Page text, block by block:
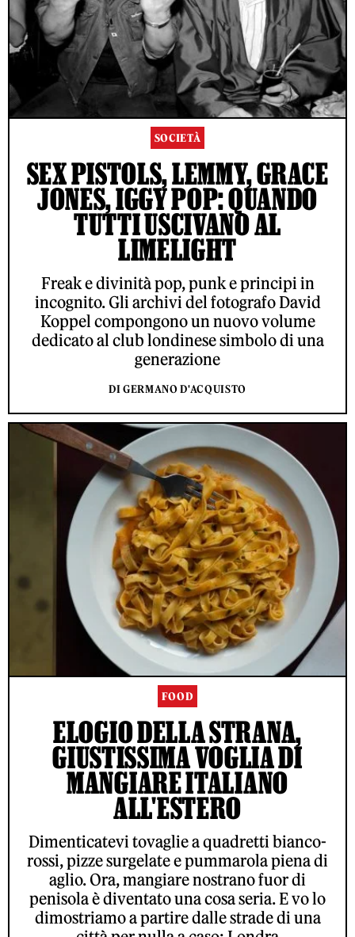
SOCIETÀ
SEX PISTOLS, LEMMY, GRACE
JONES, IGGY POP: QUANDO
TUTTI USCIVANO AL
LIMELIGHT
Freak e divinità pop, punk e principi in
incognito. Gli archivi del fotografo David
Koppel compongono un nuovo volume
dedicato al club londinese simbolo di una
generazione
DI GERMANO D'ACQUISTO
FOOD
ELOGIO DELLA STRANA,
GIUSTISSIMA VOGLIA DI
MANGIARE ITALIANO
ALL'ESTERO
Dimenticatevi tovaglie a quadretti bianco-
rossi, pizze surgelate e pummarola piena di
aglio. Ora, mangiare nostrano fuor di
penisola è diventato una cosa seria. E vo lo
dimostriamo a partire dalle strade di una